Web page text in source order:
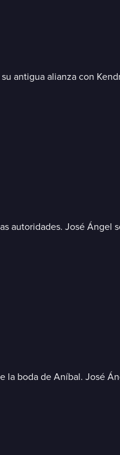
antigua alianza con
autoridades. José
boda de Aníbal. José